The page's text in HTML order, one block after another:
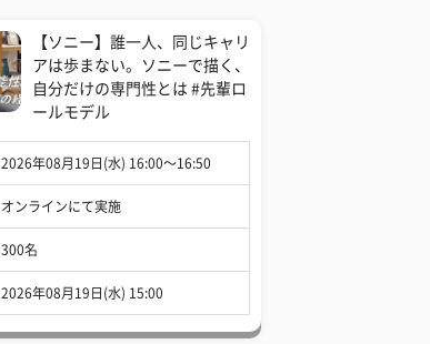
【ソニー】誰一人、同じキャリ
アは歩まない。ソニーで描く、
自分だけの専門性とは #先輩ロ
ールモデル
2026年08月19日(水) 16:00〜16:50
オンラインにて実施
300名
2026年08月19日(水) 15:00